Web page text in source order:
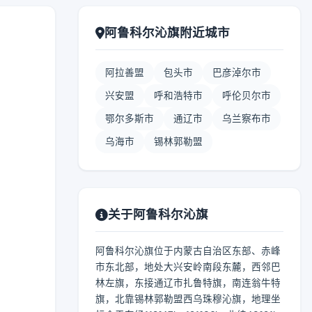
阿鲁科尔沁旗附近城市
阿拉善盟 包头市 巴彦淖尔市
兴安盟 呼和浩特市 呼伦贝尔市
鄂尔多斯市 通辽市 乌兰察布市
乌海市 锡林郭勒盟
关于阿鲁科尔沁旗
阿鲁科尔沁旗位于内蒙古自治区东部、赤峰
市东北部，地处大兴安岭南段东麓，西邻巴
林左旗，东接通辽市扎鲁特旗，南连翁牛特
旗，北靠锡林郭勒盟西乌珠穆沁旗，地理坐